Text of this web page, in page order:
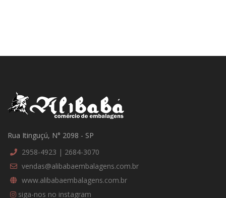
Rua Itinguçú, N° 2098 - SP
2958-4923 | 2684-3070
vendas@alibabaembalagens.com.br
www.alibabaembalagens.com.br
siga-nos no instagram